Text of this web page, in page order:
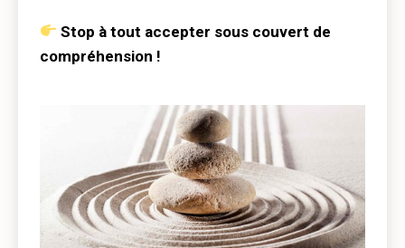
Stop à tout accepter sous couvert de
compréhension !